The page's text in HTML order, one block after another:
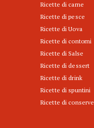
Ricette di carne
Ricette di pesce
Ricette di Uova
Ricette di contorni
Ricette di Salse
Ricette di dessert
Ricette di drink
Ricette di spuntini
Ricette di conserve